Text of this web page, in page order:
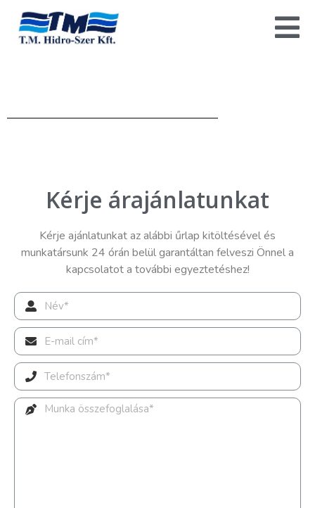
Kérje árajánlatunkat
Kérje ajánlatunkat az alábbi űrlap kitöltésével és
munkatársunk 24 órán belül garantáltan felveszi Önnel a
kapcsolatot a további egyeztetéshez!